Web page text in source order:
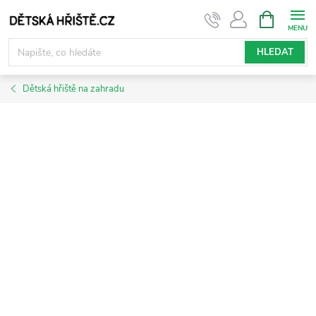
na
obsah
HLEDAT
NÁKUPNÍ
KOŠÍK
Dětská hřiště na zahradu